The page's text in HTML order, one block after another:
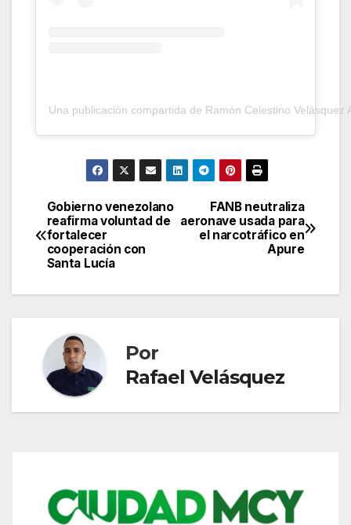
Una publicación compartida de Ramón Celestino Velásquez
Navegación
de
FANB neutraliza
aeronave usada para
el narcotráfico en
Apure
Gobierno venezolano
reafirma voluntad de
fortalecer
cooperación con
Santa Lucía
Por
Rafael Velásquez